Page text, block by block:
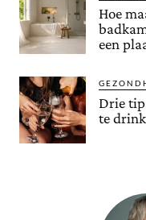
Hoe
een
Drie
te